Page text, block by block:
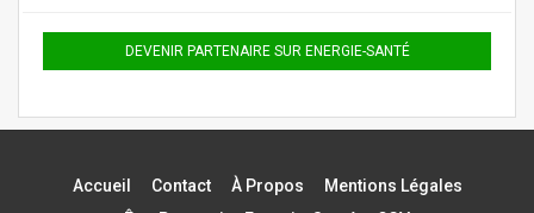
DEVENIR PARTENAIRE SUR ENERGIE-SANTÉ
Accueil Contact À Propos
Mentions Légales